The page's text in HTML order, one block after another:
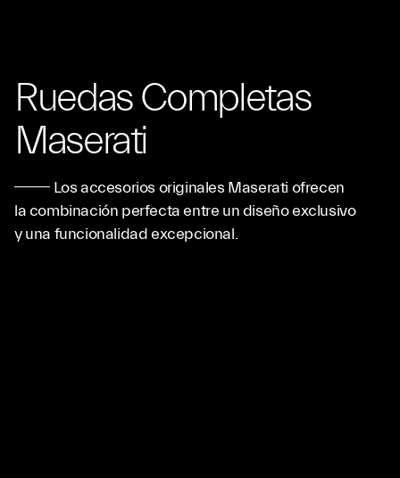
Ruedas Completas
Maserati
Los accesorios originales Maserati ofrecen
la combinación perfecta entre un diseño exclusivo
y una funcionalidad excepcional.